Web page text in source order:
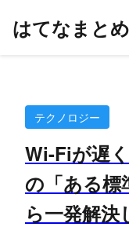
はてなまとめ
テクノロジー
Wi-Fiが遅
の「ある標
ら一発解